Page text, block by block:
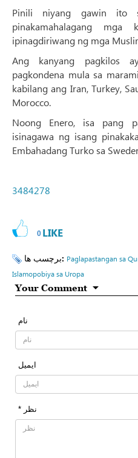
Pinili niyang gawin ito
pinakamahalagang mga
ipinagdiriwang ng mga
Ang kanyang pagkilos
pagkondena mula sa
kabilang ang Iran, Turkey,
Morocco.
Noong Enero, isa pang
isinagawa ng isang
Embahadang Turko sa
3484278
0 LIKE
برچسب ها: Paglapastangan sa
Islamopobiya sa Uropa
Your Comment
نام
ایمیل
* نظر